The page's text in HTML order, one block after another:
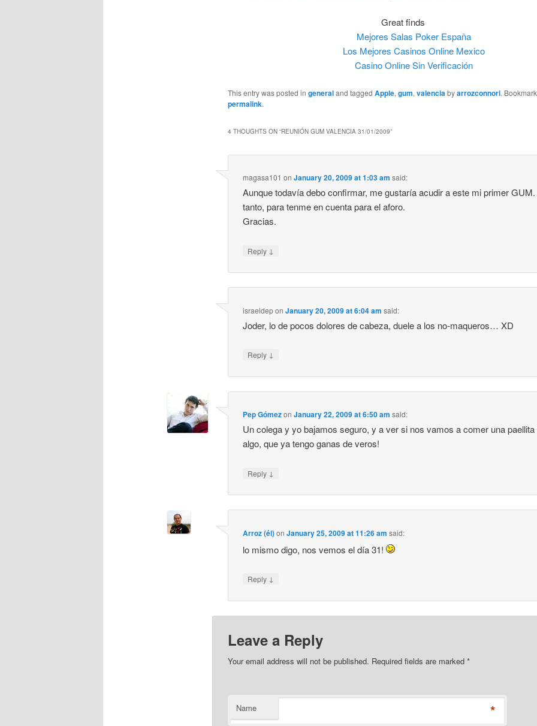
Great finds
Mejores Salas Poker España
Los Mejores Casinos Online Mexico
Casino Online Sin Verificación
This entry was posted in generaland tagged Apple, gum, valencia byarrozconnori.
permalink.
4 THOUGHTS ON “REUNIÓN GUM VALENCIA 31/01/2009”
magasa101 onJanuary 20, 2009 at 1:03 am said:
Aunque todavía debo confirmar, me gustaría acudir a este mi primer
tanto, para tenme en cuenta para el aforo.
Gracias.
Reply ↓
israeldeponJanuary 20, 2009 at 6:04 am said:
Joder, lo de pocos dolores de cabeza, duele a los no-maqueros… XD
Reply ↓
Pep GómezonJanuary 22, 2009 at 6:50 am said:
Un colega y yo bajamos seguro, y a ver si nos vamos a comer una paellita
algo, que ya tengo ganas de veros!
Reply ↓
Arroz (él)onJanuary 25, 2009 at 11:26 am said:
lo mismo digo, nos vemos el día 31!
Reply ↓
Leave a Reply
Your email address will not be published. Required fields are marked *
Name *